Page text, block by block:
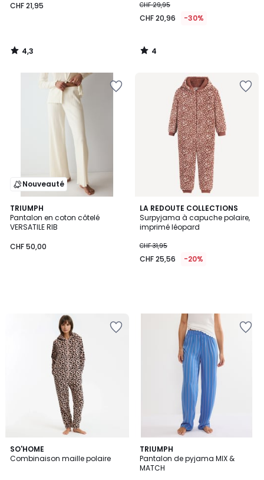
CHF 21,95
4,3
/
CHF 29,95
CHF 20,96 -30%
4
/
Nouveauté
TRIUMPH
Pantalon en coton côtelé
VERSATILE RIB
CHF 50,00
LA REDOUTE COLLECTIONS
Surpyjama à capuche polaire,
imprimé léopard
CHF 31,95
CHF 25,56 -20%
SO'HOME
Combinaison maille polaire
4,6
/ 5
TRIUMPH
Pantalon de pyjama MIX &
MATCH